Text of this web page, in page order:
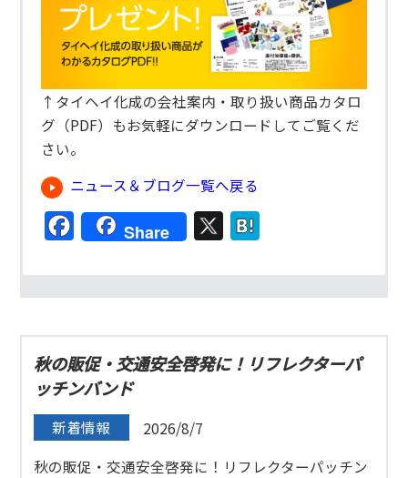
↑タイヘイ化成の会社案内・取り扱い商品カタロ
グ（PDF）もお気軽にダウンロードしてご覧くだ
さい。
ニュース＆ブログ一覧へ戻る
Facebook
Share X
秋の販促・交通安全啓発に！リフレクターパ
ッチンバンド
新着情報
2026/8/7
秋の販促・交通安全啓発に！リフレクターパッチン